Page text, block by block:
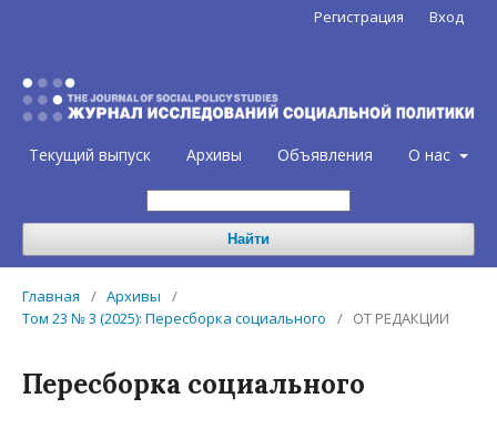
Текущий выпуск Архивы Объявления О нас
Найти
Регистрация Вход
Главная / Архивы
/
Том 23 № 3 (2025): Пересборка социального
/ ОТ РЕДАКЦИИ
Пересборка социального